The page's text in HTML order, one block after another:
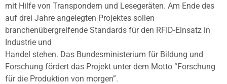
mit Hilfe von Transpondern und Lesegeräten. Am Ende des
auf drei Jahre angelegten Projektes sollen
branchenübergreifende Standards für den RFID-Einsatz in
Industrie und
Handel stehen. Das Bundesministerium für Bildung und
Forschung fördert das Projekt unter dem Motto “Forschung
für die Produktion von morgen”.